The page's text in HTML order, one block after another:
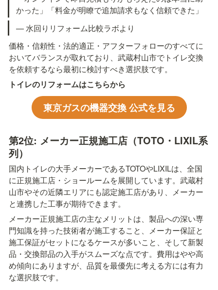
かった」「料金が明瞭で追加請求もなく信頼できた」
— 水回りリフォーム比較ラボより
価格・信頼性・法的適正・アフターフォローのすべてに
おいてバランスが取れており、武蔵村山市でトイレ交換
を依頼するなら最初に検討すべき選択肢です。
トイレのリフォームはこちらから
東京ガスの機器交換 公式を見る
第2位: メーカー正規施工店（TOTO・LIXIL系
列）
国内トイレの大手メーカーであるTOTOやLIXILは、全国
に正規施工店・ショールームを展開しています。武蔵村
山市やその近隣エリアにも認定施工店があり、メーカー
と連携した工事が期待できます。
メーカー正規施工店の主なメリットは、製品への深い専
門知識を持った技術者が施工すること、メーカー保証と
施工保証がセットになるケースが多いこと、そして新製
品・交換部品の入手がスムーズな点です。費用はやや高
め傾向にありますが、品質を最優先に考える方には有力
な選択肢です。